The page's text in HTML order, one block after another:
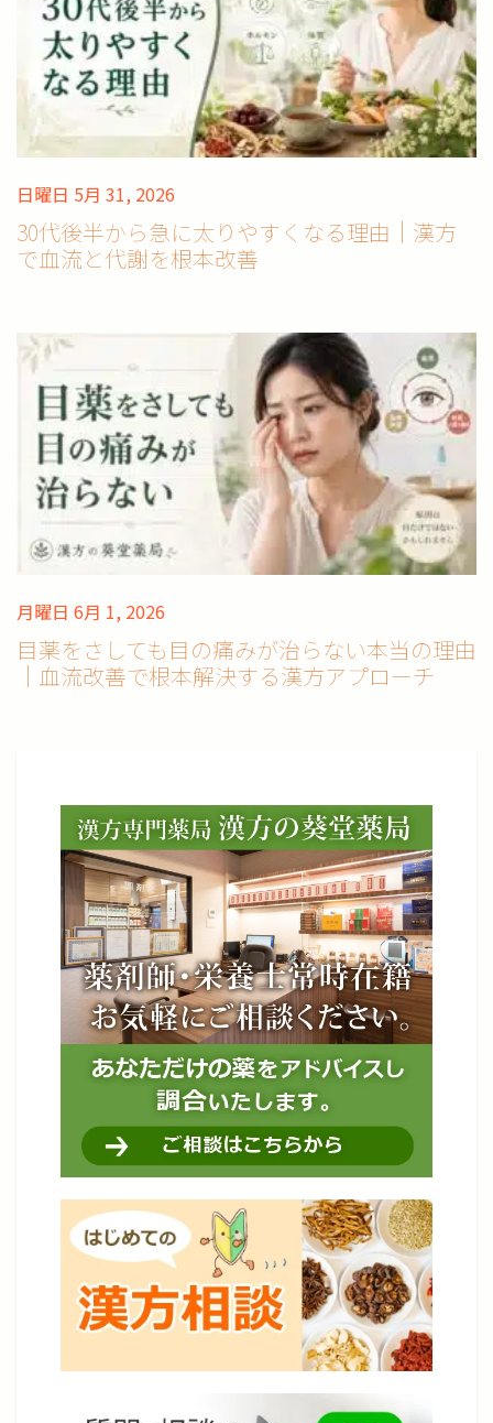
日曜日 5月 31, 2026
30代後半から急に太りやすくなる理由｜漢方
で血流と代謝を根本改善
月曜日 6月 1, 2026
目薬をさしても目の痛みが治らない本当の理由
｜血流改善で根本解決する漢方アプローチ